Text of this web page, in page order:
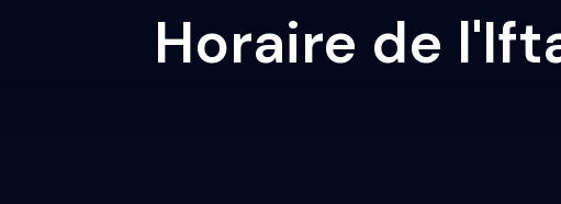
Horaire de